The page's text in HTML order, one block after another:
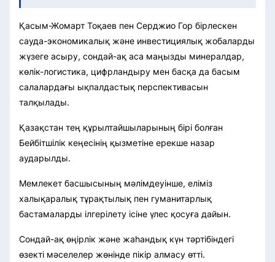
Қасым-Жомарт Тоқаев пен Серджио Гор бірлескен
сауда-экономикалық және инвестициялық жобаларды
жүзеге асыру, сондай-ақ аса маңызды минералдар,
көлік-логистика, цифрландыру мен басқа да басым
салалардағы ықпалдастық перспективасын
талқылады.
Қазақстан тең құрылтайшыларының бірі болған
Бейбітшілік кеңесінің қызметіне ерекше назар
аударылды.
Мемлекет басшысының мәлімдеуінше, еліміз
халықаралық тұрақтылық пен гуманитарлық
бастамаларды ілгерілету ісіне үлес қосуға дайын.
Сондай-ақ өңірлік және жаһандық күн тәртібіндегі
өзекті мәселелер жөнінде пікір алмасу өтті.